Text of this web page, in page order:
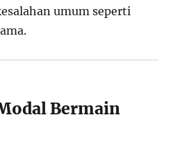
umum seperti
Bermain